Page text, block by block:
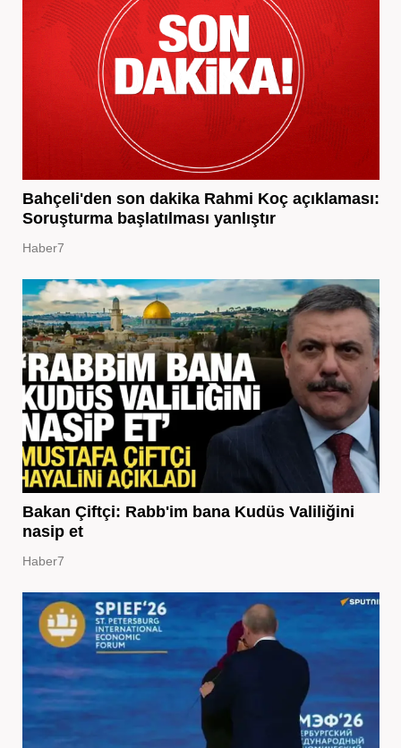
Bahçeli'den son dakika Rahmi Koç açıklaması:
Soruşturma başlatılması yanlıştır
Haber7
Bakan Çiftçi: Rabb'im bana Kudüs Valiliğini
nasip et
Haber7